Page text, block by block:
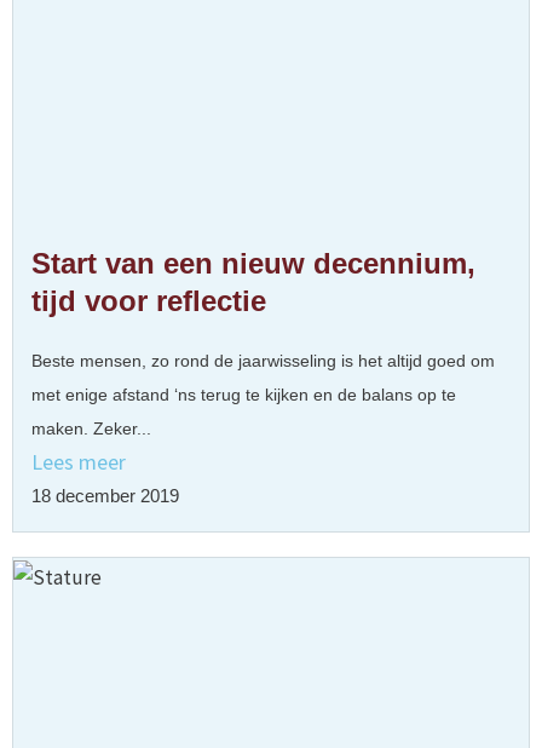
Start van een nieuw decennium,
tijd voor reflectie
Beste mensen, zo rond de jaarwisseling is het altijd goed om
met enige afstand ‘ns terug te kijken en de balans op te
maken. Zeker...
Lees meer
18 december 2019